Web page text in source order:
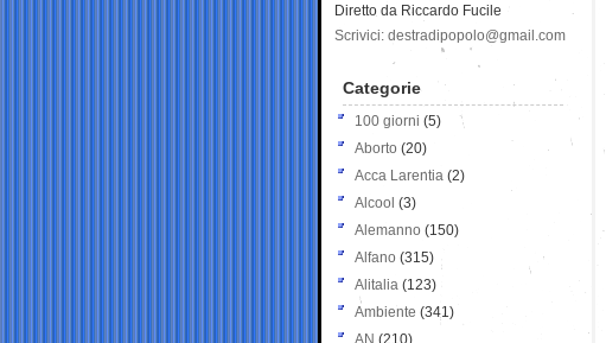
Diretto da Riccardo Fucile
Scrivici: destradipopolo@gmail.com
Categorie
100 giorni (5)
Aborto (20)
Acca Larentia (2)
Alcool (3)
Alemanno (150)
Alfano (315)
Alitalia (123)
Ambiente (341)
AN (210)